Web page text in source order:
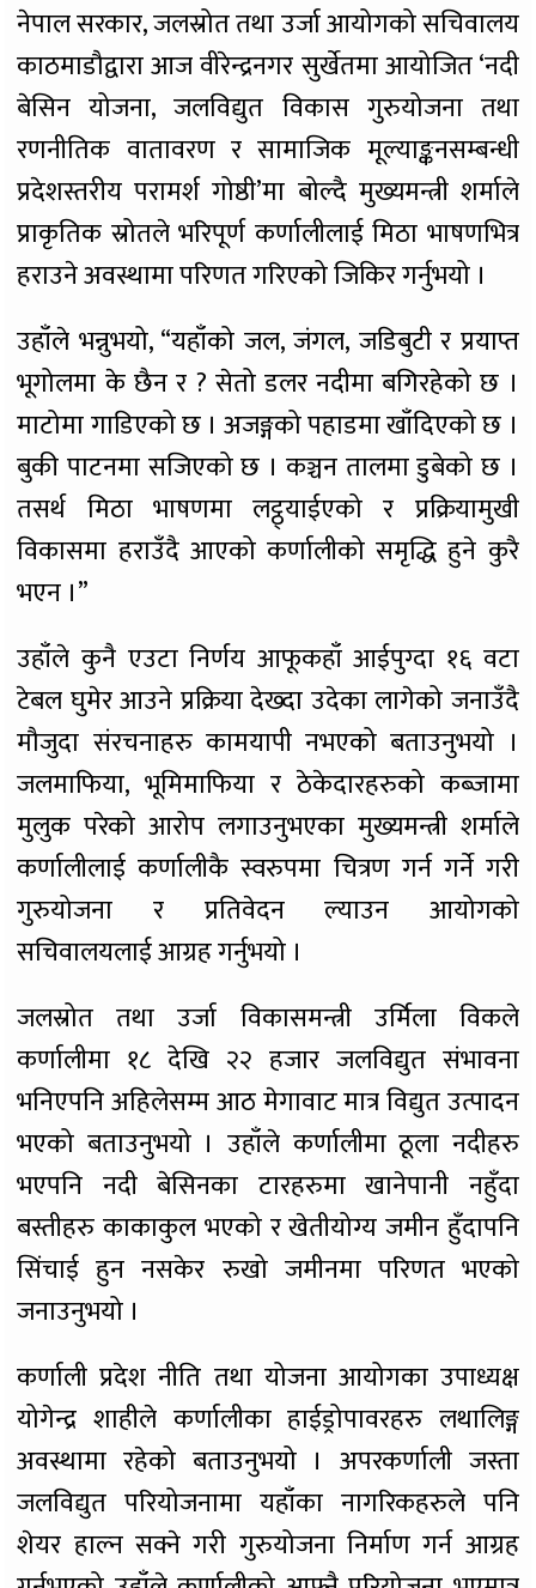
नेपाल सरकार, जलस्रोत तथा उर्जा आयोगको सचिवालय
काठमाडौद्वारा आज वीरेन्द्रनगर सुर्खेतमा आयोजित ‘नदी
बेसिन योजना, जलविद्युत विकास गुरुयोजना तथा
रणनीतिक वातावरण र सामाजिक मूल्याङ्कनसम्बन्धी
प्रदेशस्तरीय परामर्श गोष्ठी’मा बोल्दै मुख्यमन्त्री शर्माले
प्राकृतिक स्रोतले भरिपूर्ण कर्णालीलाई मिठा भाषणभित्र
हराउने अवस्थामा परिणत गरिएको जिकिर गर्नुभयो ।
उहाँले भन्नुभयो, “यहाँको जल, जंगल, जडिबुटी र प्रयाप्त
भूगोलमा के छैन र ? सेतो डलर नदीमा बगिरहेको छ ।
माटोमा गाडिएको छ । अजङ्गको पहाडमा खाँदिएको छ ।
बुकी पाटनमा सजिएको छ । कञ्चन तालमा डुबेको छ ।
तसर्थ मिठा भाषणमा लट्ठ्याईएको र प्रक्रियामुखी
विकासमा हराउँदै आएको कर्णालीको समृद्धि हुने कुरै
भएन ।”
उहाँले कुनै एउटा निर्णय आफूकहाँ आईपुग्दा १६ वटा
टेबल घुमेर आउने प्रक्रिया देख्दा उदेका लागेको जनाउँदै
मौजुदा संरचनाहरु कामयापी नभएको बताउनुभयो ।
जलमाफिया, भूमिमाफिया र ठेकेदारहरुको कब्जामा
मुलुक परेको आरोप लगाउनुभएका मुख्यमन्त्री शर्माले
कर्णालीलाई कर्णालीकै स्वरुपमा चित्रण गर्न गर्ने गरी
गुरुयोजना र प्रतिवेदन ल्याउन आयोगको
सचिवालयलाई आग्रह गर्नुभयो ।
जलस्रोत तथा उर्जा विकासमन्त्री उर्मिला विकले
कर्णालीमा १८ देखि २२ हजार जलविद्युत संभावना
भनिएपनि अहिलेसम्म आठ मेगावाट मात्र विद्युत उत्पादन
भएको बताउनुभयो । उहाँले कर्णालीमा ठूला नदीहरु
भएपनि नदी बेसिनका टारहरुमा खानेपानी नहुँदा
बस्तीहरु काकाकुल भएको र खेतीयोग्य जमीन हुँदापनि
सिंचाई हुन नसकेर रुखो जमीनमा परिणत भएको
जनाउनुभयो ।
कर्णाली प्रदेश नीति तथा योजना आयोगका उपाध्यक्ष
योगेन्द्र शाहीले कर्णालीका हाईड्रोपावरहरु लथालिङ्ग
अवस्थामा रहेको बताउनुभयो । अपरकर्णाली जस्ता
जलविद्युत परियोजनामा यहाँका नागरिकहरुले पनि
शेयर हाल्न सक्ने गरी गुरुयोजना निर्माण गर्न आग्रह